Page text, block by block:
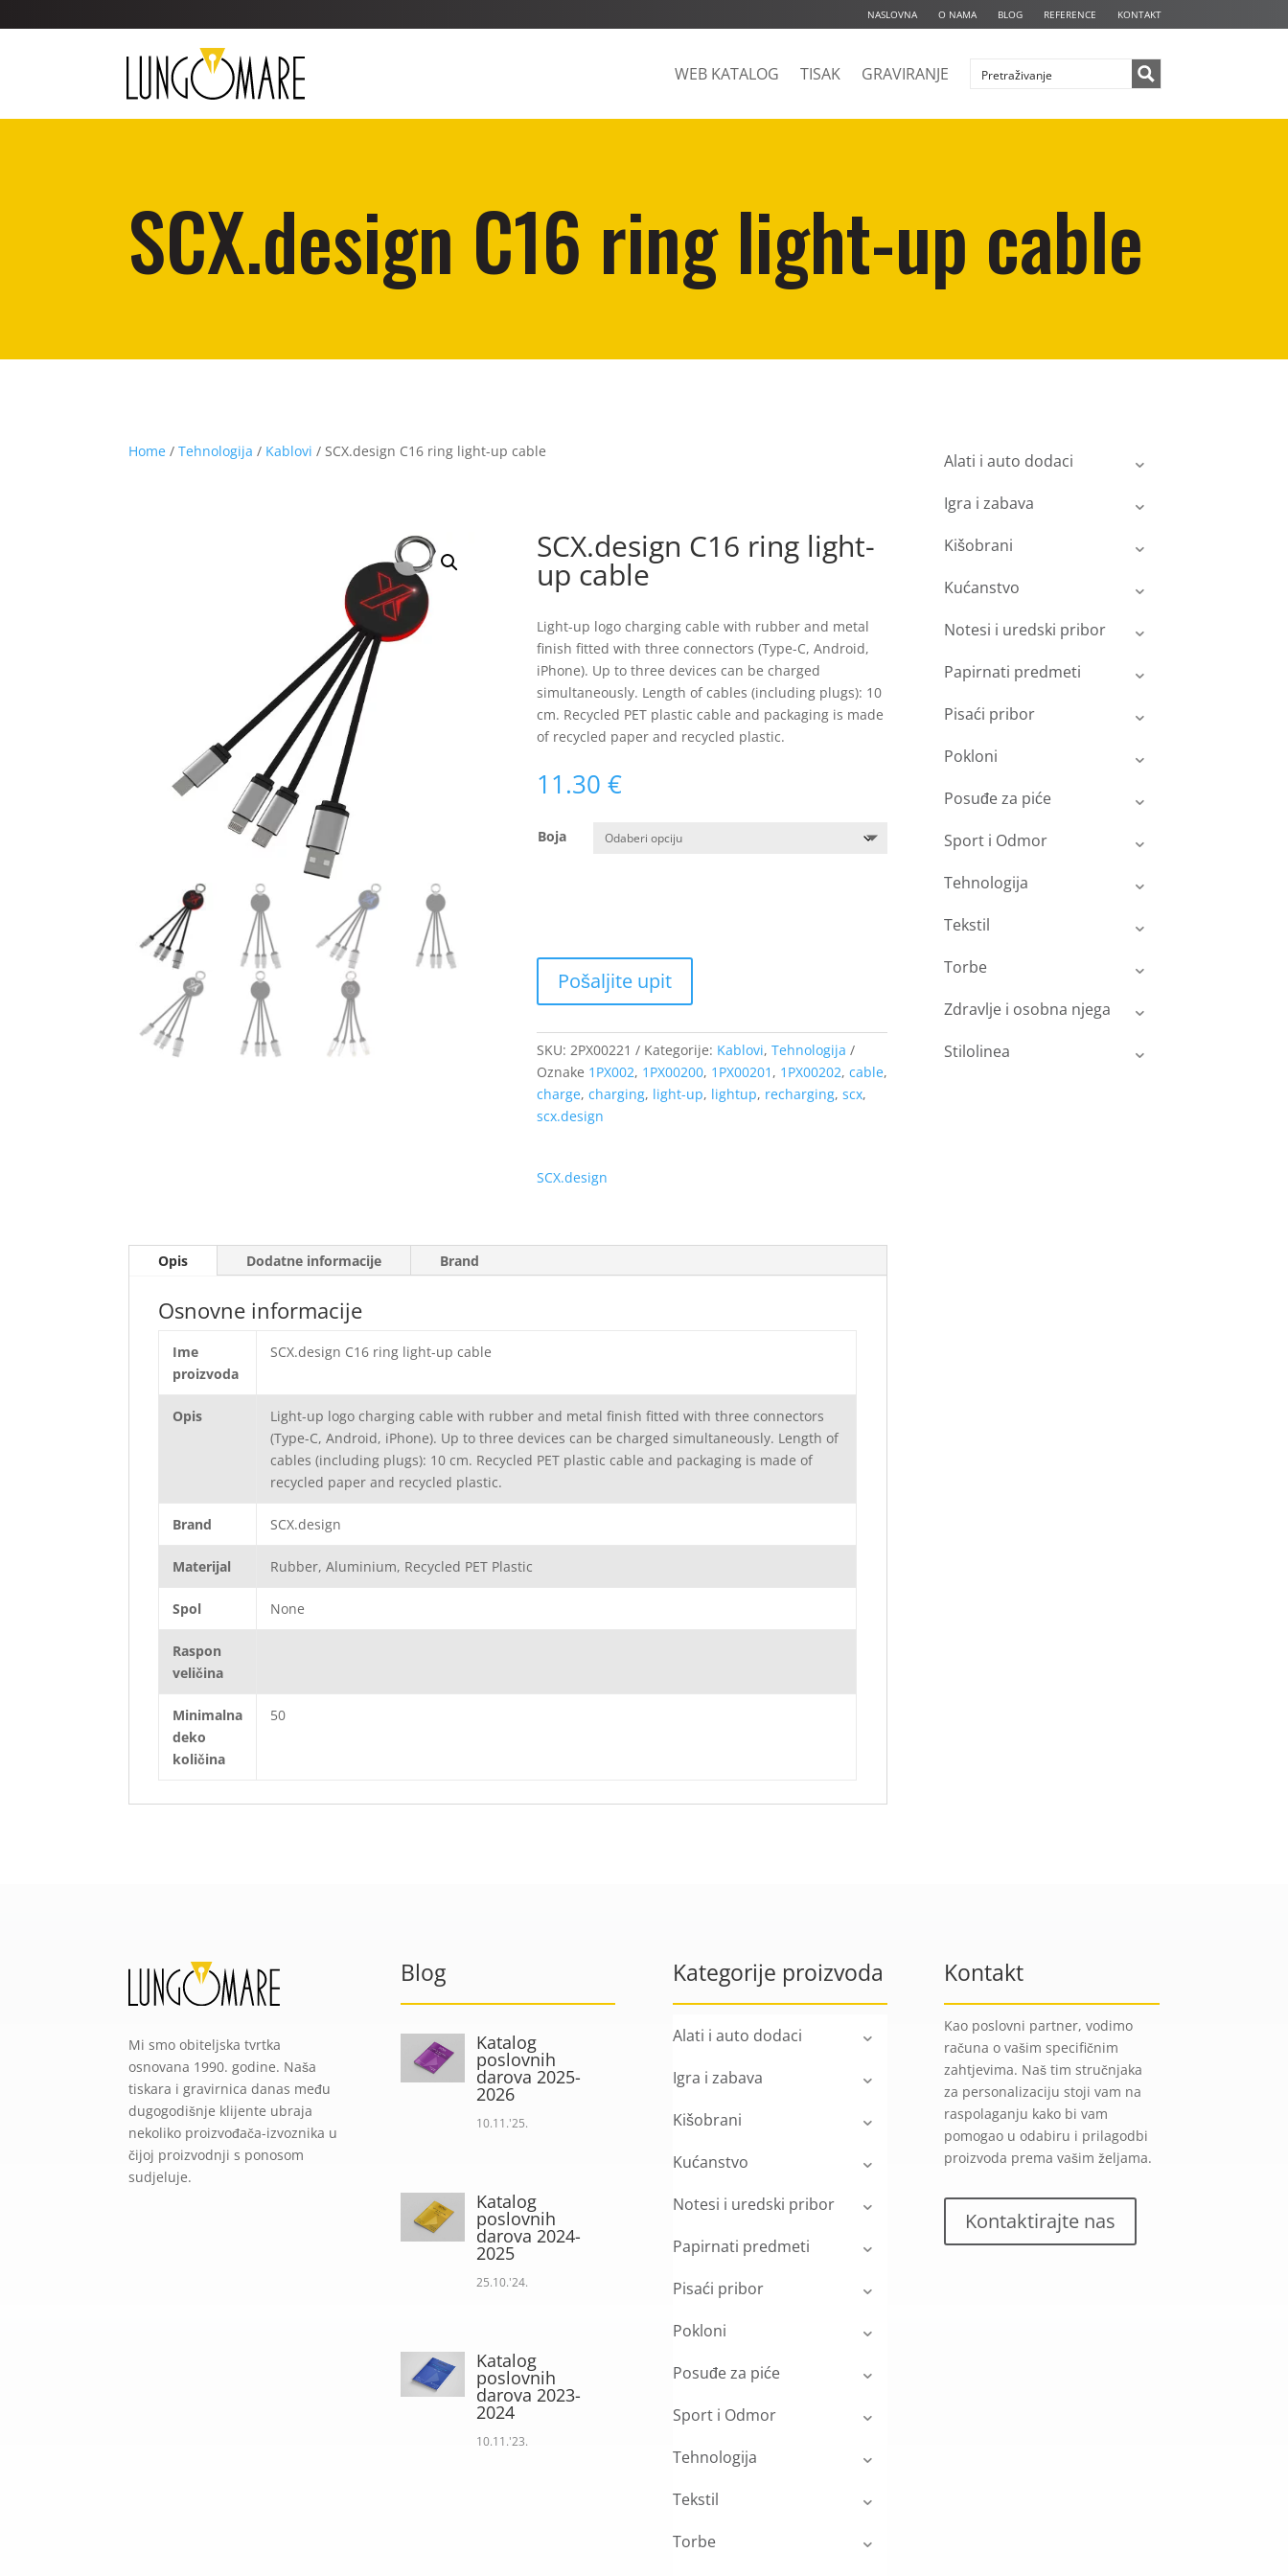
NASLOVNA O NAMA BLOG REFERENCE KONTAKT
WEB KATALOG TISAK GRAVIRANJE
SCX.design C16 ring light-up cable
Home /Tehnologija / Kablovi / SCX.design C16 ring light-up cable
SCX.design C16 ring light-
up cable
Light-up logo charging cable with rubber and metal
finish fitted with three connectors (Type-C, Android,
iPhone). Up to three devices can be charged
simultaneously. Length of cables (including plugs): 10
cm. Recycled PET plastic cable and packaging is made
of recycled paper and recycled plastic.
11.30 €
Boja
SKU: 2PX00221 Kategorije: Kablovi, Tehnologija
Oznake 1PX002, 1PX00200, 1PX00201 , 1PX00202, cable,
charge, charging, light-up, lightup, recharging, scx,
scx.design
SCX.design
Opis Dodatne informacije Brand
Osnovne informacije
Ime
proizvoda
SCX.design C16 ring light-up cable
Opis
Light-up logo charging cable with rubber and metal finish fitted with three connectors
(Type-C, Android, iPhone). Up to three devices can be charged simultaneously. Length of
cables (including plugs): 10 cm. Recycled PET plastic cable and packaging is made of
recycled paper and recycled plastic.
Brand SCX.design
Materijal Rubber, Aluminium, Recycled PET Plastic
Spol None
Raspon
veličina
Minimalna
deko
količina
50
Alati i auto dodaci
Igra i zabava
Kišobrani
Kućanstvo
Notesi i uredski pribor
Papirnati predmeti
Pisaći pribor
Pokloni
Posuđe za piće
Sport i Odmor
Tehnologija
Tekstil
Torbe
Zdravlje i osobna njega
Stilolinea
Mi smo obiteljska tvrtka
osnovana 1990. godine. Naša
tiskara i gravirnica danas među
dugogodišnje klijente ubraja
nekoliko proizvođača-izvoznika u
čijoj proizvodnji s ponosom
sudjeluje.
Blog
Katalog
poslovnih
darova 2025-
2026
10.11.'25.
Katalog
poslovnih
darova 2024-
2025
25.10.'24.
Katalog
poslovnih
darova 2023-
2024
10.11.'23.
Kategorije proizvoda
Alati i auto dodaci
Igra i zabava
Kišobrani
Kućanstvo
Notesi i uredski pribor
Papirnati predmeti
Pisaći pribor
Pokloni
Posuđe za piće
Sport i Odmor
Tehnologija
Tekstil
Torbe
Kontakt
Kao poslovni partner, vodimo
računa o vašim specifičnim
zahtjevima. Naš tim stručnjaka
za personalizaciju stoji vam na
raspolaganju kako bi vam
pomogao u odabiru i prilagodbi
proizvoda prema vašim željama.
Kontaktirajte nas